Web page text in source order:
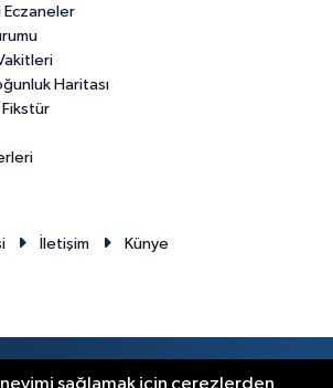
Haritası
Fikstür
İletişim
Künye
sağlamak için çerezlerden